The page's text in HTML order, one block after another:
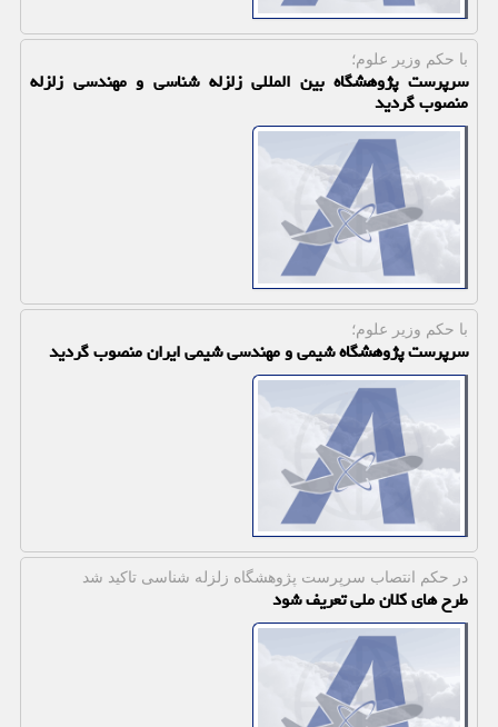
با حكم وزیر علوم؛
سرپرست پژوهشگاه بین المللی زلزله شناسی و مهندسی زلزله
منصوب گردید
با حكم وزیر علوم؛
سرپرست پژوهشگاه شیمی و مهندسی شیمی ایران منصوب گردید
در حكم انتصاب سرپرست پژوهشگاه زلزله شناسی تاكید شد
طرح های کلان ملی تعریف شود